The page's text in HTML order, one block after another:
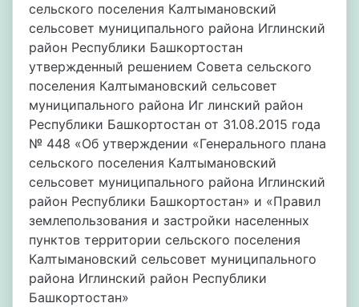
сельского поселения Калтымановский
сельсовет муниципального района Иглинский
район Республики Башкортостан
утвержденный решением Совета сельского
поселения Калтымановский сельсовет
муниципального района Иг линский район
Республики Башкортостан от 31.08.2015 года
№ 448 «Об утверждении «Генерального плана
сельского поселения Калтымановский
сельсовет муниципального района Иглинский
район Республики Башкортостан» и «Правил
землепользования и застройки населенных
пунктов территории сельского поселения
Калтымановский сельсовет муниципального
района Иглинский район Республики
Башкортостан»